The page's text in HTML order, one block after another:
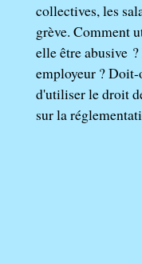
collectives, les
grève. Comment
elle être abusive
employeur ? Doit-
d'utiliser le droit
sur la